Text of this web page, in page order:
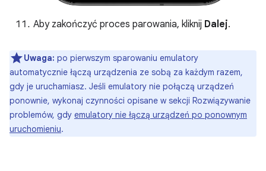
Aby zakończyć proces parowania, kliknij Dalej.
Uwaga: po pierwszym sparowaniu emulatory
automatycznie łączą urządzenia ze sobą za każdym razem,
gdy je uruchamiasz. Jeśli emulatory nie połączą urządzeń
ponownie, wykonaj czynności opisane w sekcji Rozwiązywanie
problemów, gdy emulatory nie łączą urządzeń po ponownym
uruchomieniu.